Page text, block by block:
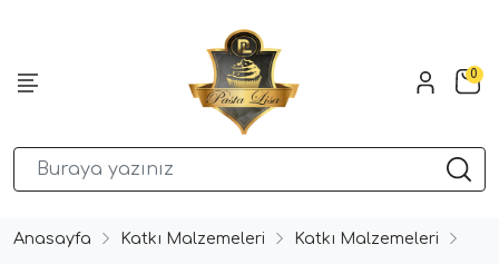
0
Anasayfa Katkı Malzemeleri Katkı Malzemeleri